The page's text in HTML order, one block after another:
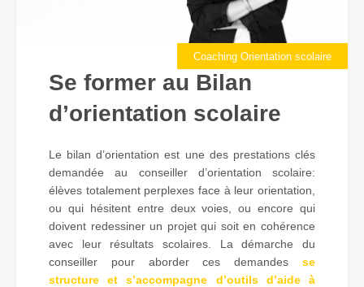
Coaching Orientation scolaire
Se former au Bilan
d’orientation scolaire
Le bilan d’orientation est une des prestations clés
demandée au conseiller d’orientation scolaire:
élèves totalement perplexes face à leur orientation,
ou qui hésitent entre deux voies, ou encore qui
doivent redessiner un projet qui soit en cohérence
avec leur résultats scolaires. La démarche du
conseiller pour aborder ces demandes se
structure et s’accompagne d’outils d’aide à